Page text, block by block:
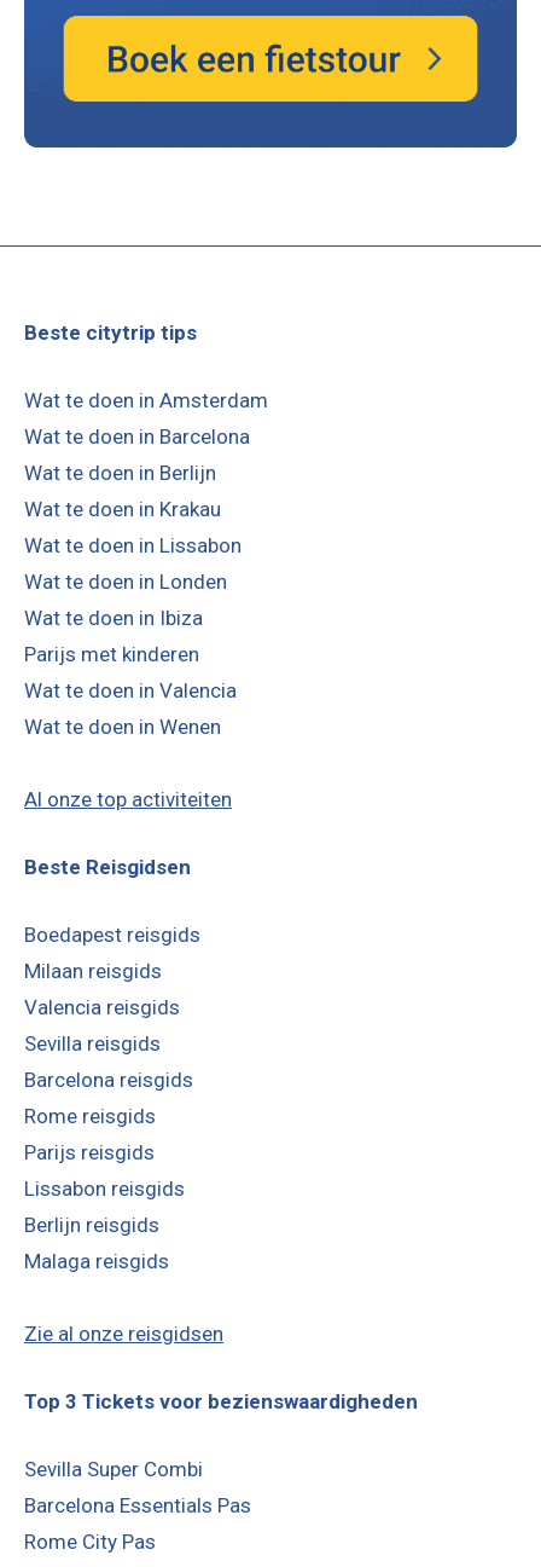
Beste citytrip tips
Wat te doen in Amsterdam
Wat te doen in Barcelona
Wat te doen in Berlijn
Wat te doen in Krakau
Wat te doen in Lissabon
Wat te doen in Londen
Wat te doen in Ibiza
Parijs met kinderen
Wat te doen in Valencia
Wat te doen in Wenen
Al onze top activiteiten
Beste Reisgidsen
Boedapest reisgids
Milaan reisgids
Valencia reisgids
Sevilla reisgids
Barcelona reisgids
Rome reisgids
Parijs reisgids
Lissabon reisgids
Berlijn reisgids
Malaga reisgids
Zie al onze reisgidsen
Top 3 Tickets voor bezienswaardigheden
Sevilla Super Combi
Barcelona Essentials Pas
Rome City Pas